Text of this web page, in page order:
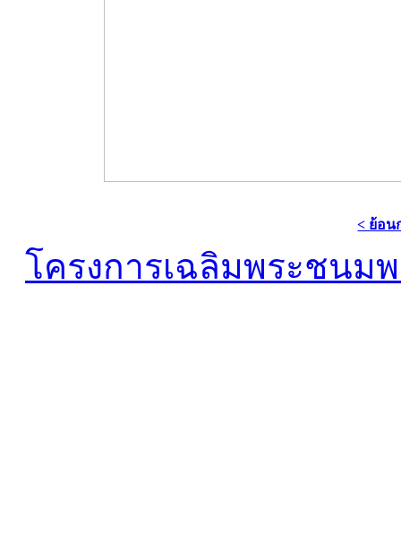
< ย้อน
โครงการเฉลิมพระชนม